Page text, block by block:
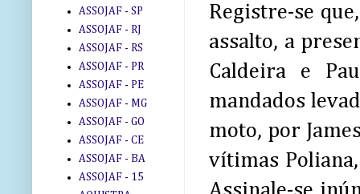
Registre-se
assalto, a
Caldeira e
mandados
moto, por
vítimas
ASSOJAF - SP
ASSOJAF - RJ
ASSOJAF - RS
ASSOJAF - PR
ASSOJAF - PE
ASSOJAF - MG
ASSOJAF - GO
ASSOJAF - CE
ASSOJAF - BA
ASSOJAF - 15